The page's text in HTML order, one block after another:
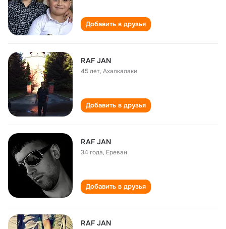
Добавить в друзья
RAF JAN
45 лет,Ахалкалаки
Добавить в друзья
RAF JAN
34 года, Ереван
Добавить в друзья
RAF JAN